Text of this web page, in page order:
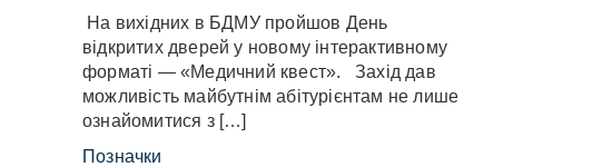
На вихідних в БДМУ пройшов День
відкритих дверей у новому інтерактивному
форматі — «Медичний квест». Захід дав
можливість майбутнім абітурієнтам не лише
ознайомитися з […]
Позначки